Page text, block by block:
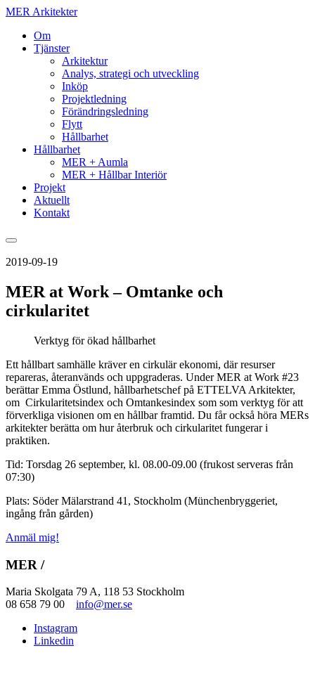
MER Arkitekter
Om
Tjänster
Arkitektur
Analys, strategi och utveckling
Inköp
Projektledning
Förändringsledning
Flytt
Hållbarhet
Hållbarhet
MER + Aumla
MER + Hållbar Interiör
Projekt
Aktuellt
Kontakt
2019-09-19
MER at Work – Omtanke och
cirkularitet
Verktyg för ökad hållbarhet
Ett hållbart samhälle kräver en cirkulär ekonomi, där resurser
repareras, återanvänds och uppgraderas. Under MER at Work #23
berättar Emma Östlund, hållbarhetschef på ETTELVA Arkitekter,
om Cirkularitetsindex och Omtankesindex som som verktyg för att
förverkliga visionen om en hållbar framtid. Du får också höra MERs
arkitekter berätta om hur återbruk och cirkularitet fungerar i
praktiken.
Tid: Torsdag 26 september, kl. 08.00-09.00 (frukost serveras från
07:30)
Plats: Söder Mälarstrand 41, Stockholm (Münchenbryggeriet,
ingång från gården)
Anmäl mig!
MER /
Maria Skolgata 79 A, 118 53 Stockholm
08 658 79 00 info@mer.se
Instagram
Linkedin